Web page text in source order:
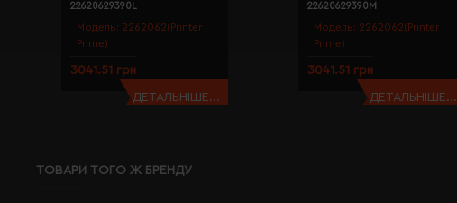
Модель: 2262062(Printer
Prime)
22620629390L
3041.51 грн
ДЕТАЛЬНІШЕ...
Модель: 2262062(Printer
Prime)
22620629390M
3041.51 грн
ДЕТАЛЬНІШЕ...
ТОВАРИ ТОГО Ж БРЕНДУ